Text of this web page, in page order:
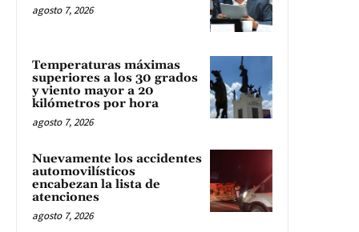
agosto 7, 2026
Temperaturas máximas
superiores a los 30 grados
y viento mayor a 20
kilómetros por hora
agosto 7, 2026
Nuevamente los accidentes
automovilísticos
encabezan la lista de
atenciones
agosto 7, 2026